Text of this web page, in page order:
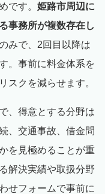
です。 姫路市周辺に
事務所が複数存在し
みで、2回目以降は
。事前に料金体系を
スクを減らせます。
、得意とする分野は
、交通事故、借金問
を見極めることが重
解決実績や取扱分野
せフォームで事前に